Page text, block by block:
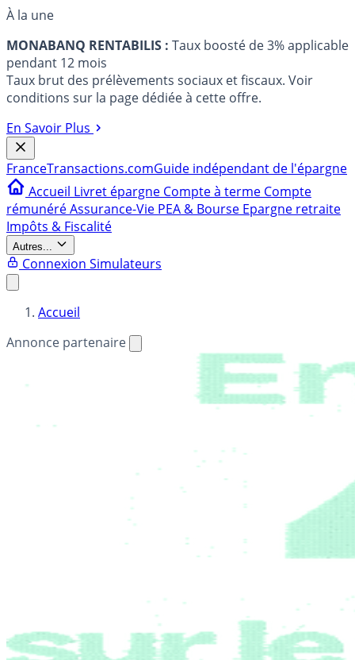
À la une
MONABANQ RENTABILIS : Taux boosté de 3% applicable
pendant 12 mois
Taux brut des prélèvements sociaux et fiscaux. Voir
conditions sur la page dédiée à cette offre.
En Savoir Plus
FranceTransactions.comGuide indépendant de l'épargne
Accueil Livret épargne Compte à terme Compte
rémunéréAssurance-Vie PEA & Bourse Epargne retraite
Impôts & Fiscalité
Autres...
Connexion Simulateurs
Accueil
Annonce partenaire